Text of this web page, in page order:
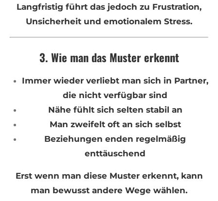
Langfristig führt das jedoch zu Frustration,
Unsicherheit und emotionalem Stress.
3. Wie man das Muster erkennt
Immer wieder verliebt man sich in Partner,
die nicht verfügbar sind
Nähe fühlt sich selten stabil an
Man zweifelt oft an sich selbst
Beziehungen enden regelmäßig
enttäuschend
Erst wenn man diese Muster erkennt, kann
man bewusst andere Wege wählen.